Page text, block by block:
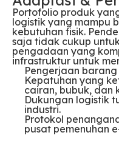
Portofolio produk
logistik yang mampu
kebutuhan fisik.
saja tidak cukup
pengadaan yang
infrastruktur untuk
Pengerjaan
Kepatuhan yang
cairan, bubuk, dan
Dukungan logistik
industri.
Protokol
pusat pemenuhan